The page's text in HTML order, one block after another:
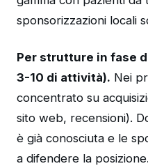
sponsorizzazioni locali
Per strutture in fase
3-10 di attività). Nei
concentrato su
sito web, recensioni).
è già conosciuta e le
a difendere la